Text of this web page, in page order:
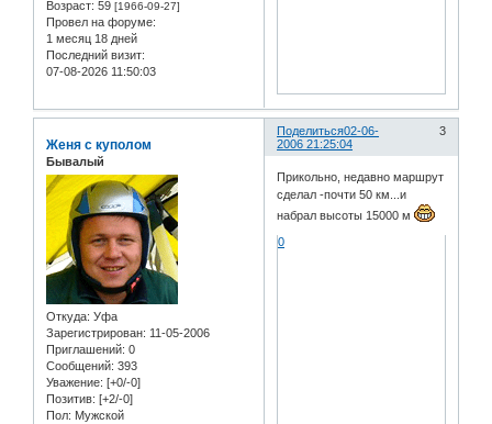
Возраст: 59 [1966-09-27]
Провел на форуме:
1 месяц 18 дней
Последний визит:
07-08-2026 11:50:03
Поделиться 3
02-06-
2006 21:25:04
Женя с куполом
Бывалый
Откуда: Уфа
Зарегистрирован: 11-05-2006
Приглашений: 0
Сообщений: 393
Уважение: [+0/-0]
Позитив: [+2/-0]
Пол: Мужской
Прикольно, недавно маршрут
сделал -почти 50 км...и
набрал высоты 15000 м
0